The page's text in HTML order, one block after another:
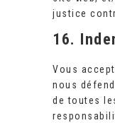
justice
16.
Vous
nous
de toutes